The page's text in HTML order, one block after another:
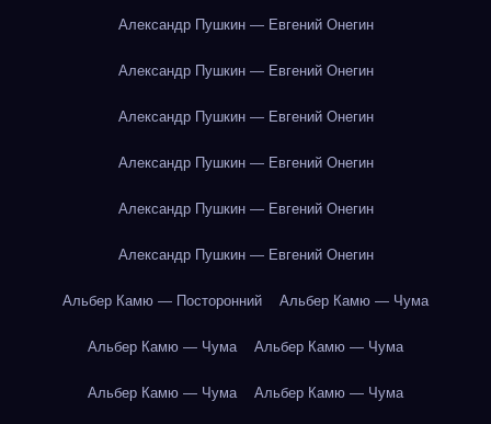
Александр Пушкин — Евгений Онегин
Александр Пушкин — Евгений Онегин
Александр Пушкин — Евгений Онегин
Александр Пушкин — Евгений Онегин
Александр Пушкин — Евгений Онегин
Александр Пушкин — Евгений Онегин
Альбер Камю — Посторонний Альбер Камю — Чума
Альбер Камю — Чума Альбер Камю — Чума
Альбер Камю — Чума Альбер Камю — Чума